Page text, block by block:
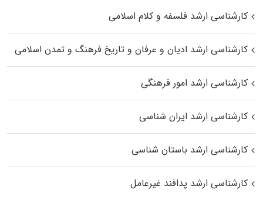
کارشناسی ارشد فلسفه و کلام اسلامی
کارشناسی ارشد ادیان و عرفان و تاریخ فرهنگ و تمدن اسلامی
کارشناسی ارشد امور فرهنگی
کارشناسی ارشد ایران شناسی
کارشناسی ارشد باستان شناسی
کارشناسی ارشد پدافند غیرعامل